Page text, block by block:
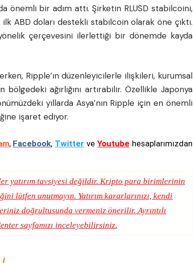
önemli bir adım attı. Şirketin RLUSD stabilcoini,
ABD doları destekli stabilcoin olarak öne çıktı.
çerçevesini ilerlettiği bir dönemde kayda
Ripple’ın düzenleyicilerle ilişkileri, kurumsal
ağırlığını artırabilir. Özellikle Japonya
yıllarda Asya’nın Ripple için en önemli
işaret ediyor.
, Facebook, Twitter ve Youtubehesaplarımızdan
yatırım tavsiyesi değildir. Kripto para birimlerinin
lütfen unutmayın. Yatırım kararlarınızı, kendi
doğrultusunda vermeniz önerilir. Ayrıntılı
sayfamızı inceleyebilirsiniz.